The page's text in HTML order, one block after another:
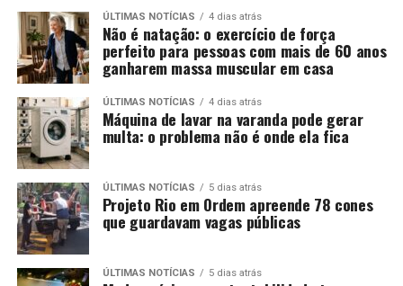
ÚLTIMAS NOTÍCIAS 4 dias atrás
Não é natação: o exercício de força
perfeito para pessoas com mais de 60 anos
ganharem massa muscular em casa
ÚLTIMAS NOTÍCIAS 4 dias atrás
Máquina de lavar na varanda pode gerar
multa: o problema não é onde ela fica
ÚLTIMAS NOTÍCIAS 5 dias atrás
Projeto Rio em Ordem apreende 78 cones
que guardavam vagas públicas
ÚLTIMAS NOTÍCIAS 5 dias atrás